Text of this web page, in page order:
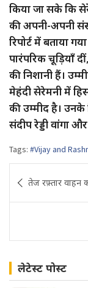
किया जा सके कि
की अपनी-अपनी
रिपोर्ट में बताया
पारंपरिक चूड़ियाँ
की निशानी हैं।
मेहंदी सेरेमनी में
की उम्मीद है।
संदीप रेड्डी वांगा
Tags: #Vijay and
navigation
तेज रफ़्तार वाहन
लेटेस्ट पोस्ट